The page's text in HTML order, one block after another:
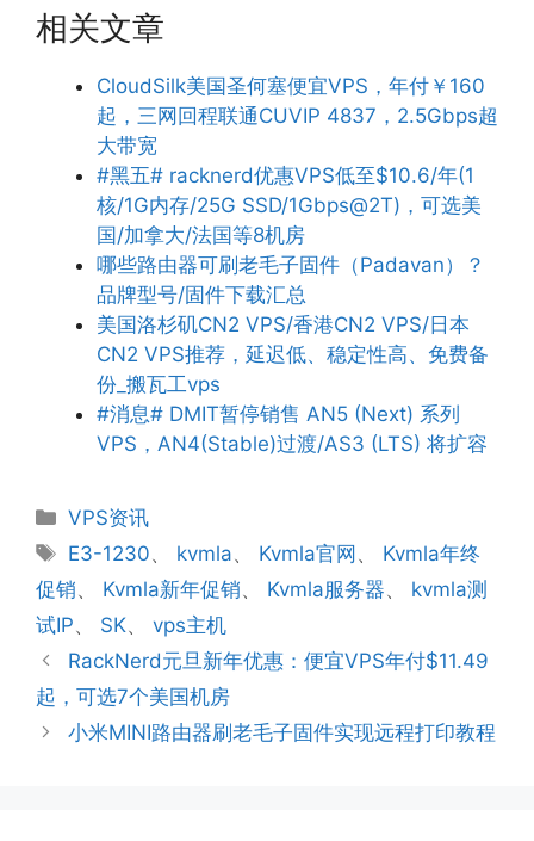
相关文章
CloudSilk美国圣何塞便宜VPS，年付￥160
起，三网回程联通CUVIP 4837，2.5Gbps超
大带宽
#黑五# racknerd优惠VPS低至$10.6/年(1
核/1G内存/25G SSD/1Gbps@2T)，可选美
国/加拿大/法国等8机房
哪些路由器可刷老毛子固件（Padavan）？
品牌型号/固件下载汇总
美国洛杉矶CN2 VPS/香港CN2 VPS/日本
CN2 VPS推荐，延迟低、稳定性高、免费备
份_搬瓦工vps
#消息# DMIT暂停销售 AN5 (Next) 系列
VPS，AN4(Stable)过渡/AS3 (LTS) 将扩容
分
类
VPS资讯
标
签
E3-1230、 kvmla、 Kvmla官网 、 Kvmla年终
促销、 Kvmla新年促销、 Kvmla服务器、 kvmla测
试IP、 SK、 vps主机
RackNerd元旦新年优惠：便宜VPS年付$11.49
起，可选7个美国机房
小米MINI路由器刷老毛子固件实现远程打印教程